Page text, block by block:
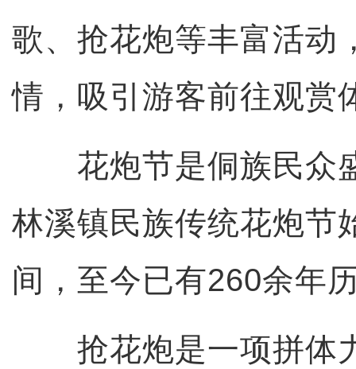
歌、抢花炮等丰富活动
情，吸引游客前往观赏
花炮节是侗族民众
林溪镇民族传统花炮节
间，至今已有260余年
抢花炮是一项拼体